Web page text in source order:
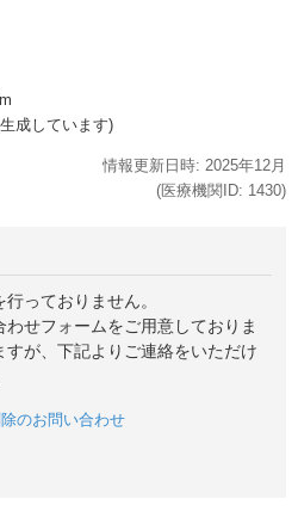
成しています)
情報更新日時: 2025年12月
(医療機関ID: 1430)
っておりません。
せフォームをご用意しておりま
が、下記よりご連絡をいただけ
のお問い合わせ